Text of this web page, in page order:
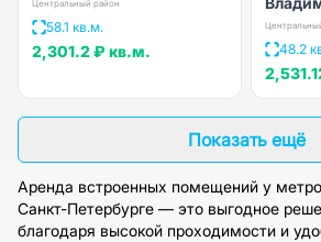
Центральный район
58.1 кв.м.
2,301.2 ₽ кв.м. 48.2
Показать ещё
Аренда встроенных помещений у
Санкт-Петербурге — это выгодное
благодаря высокой проходимости и